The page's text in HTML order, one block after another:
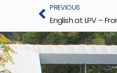
PREVIOUS
English at LPV –